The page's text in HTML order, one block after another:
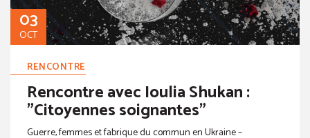
03
OCT
RENCONTRE
Rencontre avec Ioulia Shukan :
"Citoyennes soignantes"
Guerre, femmes et fabrique du commun en Ukraine –